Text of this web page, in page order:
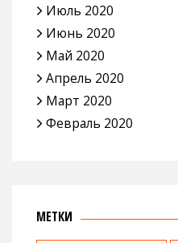
Июль 2020
Июнь 2020
Май 2020
Апрель 2020
Март 2020
Февраль 2020
МЕТКИ